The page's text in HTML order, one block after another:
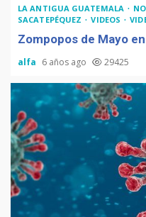
LA ANTIGUA GUATEMALA
SACATEPÉQUEZ
VIDEOS
Zompopos de Mayo
alfa 6 años ago 29425